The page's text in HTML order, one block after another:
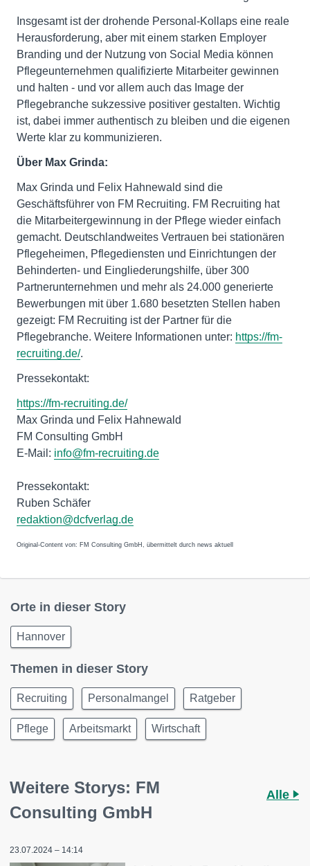
Insgesamt ist der drohende Personal-Kollaps eine reale
Herausforderung, aber mit einem starken Employer
Branding und der Nutzung von Social Media können
Pflegeunternehmen qualifizierte Mitarbeiter gewinnen
und halten - und vor allem auch das Image der
Pflegebranche sukzessive positiver gestalten. Wichtig
ist, dabei immer authentisch zu bleiben und die eigenen
Werte klar zu kommunizieren.
Über Max Grinda:
Max Grinda und Felix Hahnewald sind die
Geschäftsführer von FM Recruiting. FM Recruiting hat
die Mitarbeitergewinnung in der Pflege wieder einfach
gemacht. Deutschlandweites Vertrauen bei stationären
Pflegeheimen, Pflegediensten und Einrichtungen der
Behinderten- und Eingliederungshilfe, über 300
Partnerunternehmen und mehr als 24.000 generierte
Bewerbungen mit über 1.680 besetzten Stellen haben
gezeigt: FM Recruiting ist der Partner für die
Pflegebranche. Weitere Informationen unter: https://fm-
recruiting.de/.
Pressekontakt:
https://fm-recruiting.de/
Max Grinda und Felix Hahnewald
FM Consulting GmbH
E-Mail: info@fm-recruiting.de
Pressekontakt:
Ruben Schäfer
redaktion@dcfverlag.de
Original-Content von: FM Consulting GmbH, übermittelt durch news aktuell
Orte in dieser Story
Hannover
Themen in dieser Story
Recruiting Personalmangel Ratgeber
Pflege Arbeitsmarkt Wirtschaft
Weitere Storys: FM
Consulting GmbH
Alle
23.07.2024 – 14:14